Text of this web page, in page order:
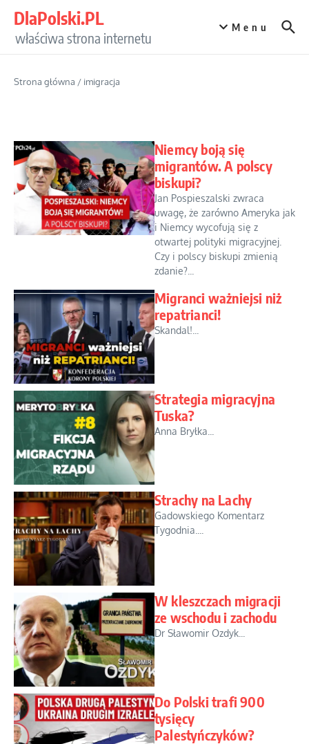
DlaPolski.PL
właściwa strona internetu
Menu
Strona główna / imigracja
Niemcy boją się
migrantów. A polscy
biskupi?
Jan Pospieszalski zwraca
uwagę, że zarówno Ameryka jak
i Niemcy wycofują się z
otwartej polityki migracyjnej.
Czy i polscy biskupi zmienią
zdanie?...
Migranci ważniejsi niż
repatrianci!
Skandal!...
Strategia migracyjna
Tuska?
Anna Bryłka...
Strachy na Lachy
Gadowskiego Komentarz
Tygodnia....
W kleszczach migracji
ze wschodu i zachodu
Dr Sławomir Ozdyk...
Do Polski trafi 900
tysięcy
Palestyńczyków?